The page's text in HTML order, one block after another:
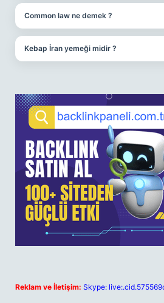
Common law ne demek ?
Kebap İran yemeği midir ?
Reklam ve İletişim: Skype: